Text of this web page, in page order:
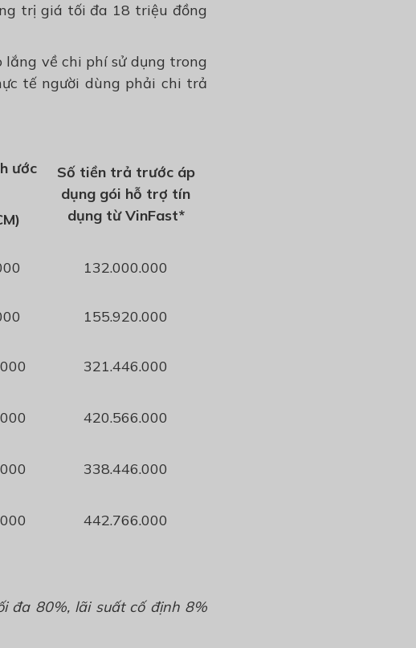
trị giá tối đa 18 triệu đồng
về chi phí sử dụng trong
tế người dùng phải chi trả
ước
Số tiền trả trướcáp
dụng gói hỗ trợ tín
dụng từ VinFast*
132.000.000
155.920.000
321.446.000
420.566.000
338.446.000
442.766.000
đa80%, lãi suấtcố định8%